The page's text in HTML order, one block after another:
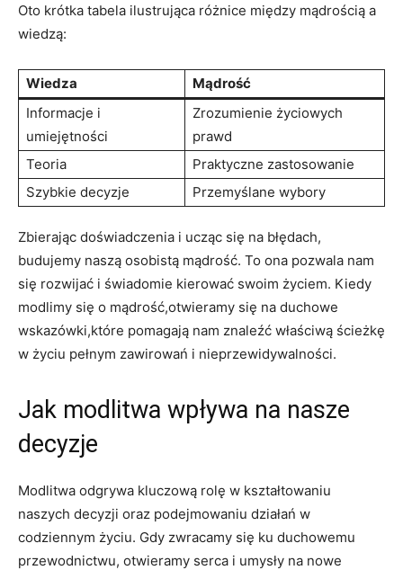
Oto krótka tabela ilustrująca różnice między mądrością a
wiedzą:
Wiedza
Mądrość
Informacje i⁤
umiejętności
Zrozumienie życiowych
prawd
Teoria
Praktyczne zastosowanie
Szybkie decyzje
Przemyślane wybory
Zbierając doświadczenia i ucząc się na⁢ błędach,
budujemy naszą osobistą mądrość. To ona pozwala nam
się rozwijać i świadomie kierować⁤ swoim życiem. Kiedy
modlimy się o ‍mądrość,otwieramy⁣ się na duchowe
wskazówki,które​ pomagają nam znaleźć właściwą ścieżkę
w życiu ⁤pełnym zawirowań i nieprzewidywalności.
Jak modlitwa wpływa na nasze
decyzje
Modlitwa odgrywa kluczową rolę w kształtowaniu
naszych decyzji oraz podejmowaniu działań w
codziennym życiu. Gdy zwracamy się ku duchowemu
przewodnictwu, otwieramy serca i umysły na nowe